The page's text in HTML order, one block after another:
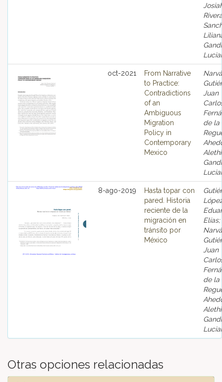
oct-2021
From Narrative
to Practice:
Contradictions
of an
Ambiguous
Migration
Policy in
Contemporary
Mexico
Juan
de la
8-ago-2019
Hasta topar con
pared. Historia
reciente de la
migración en
tránsito por
México
Elías;
Juan
de la
Otras opciones relacionadas